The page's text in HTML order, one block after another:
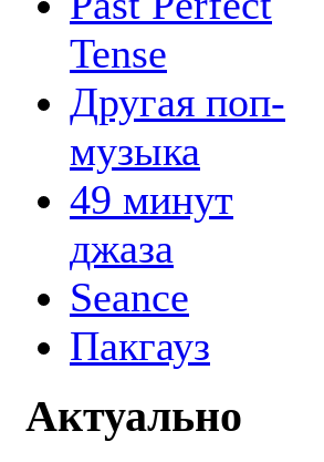
Tense
Другая поп-
музыка
49 минут
джаза
Seance
Пакгауз
Актуально